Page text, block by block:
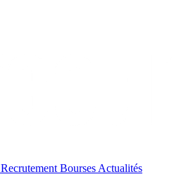
Recrutement Bourses Actualités